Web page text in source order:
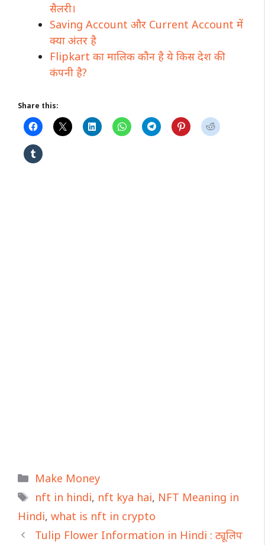
सैलरी।
Saving Account और Current Account में
क्या अंतर है
Flipkart का मालिक कौन है ये किस देश की
कंपनी है?
Share this:
Categories
Make Money
Tags
nft in hindi, nft kya hai, NFT Meaning in
Hindi, what is nft in crypto
Tulip Flower Information in Hindi : ट्यूलिप